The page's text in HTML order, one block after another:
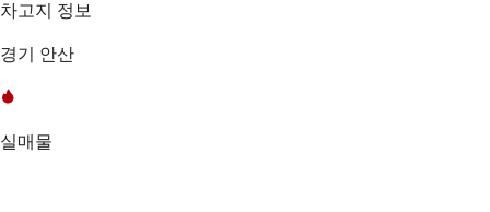
차고지 정보
경기 안산
실매물